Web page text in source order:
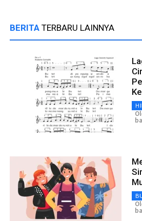
BERITA TERBARU LAINNYA